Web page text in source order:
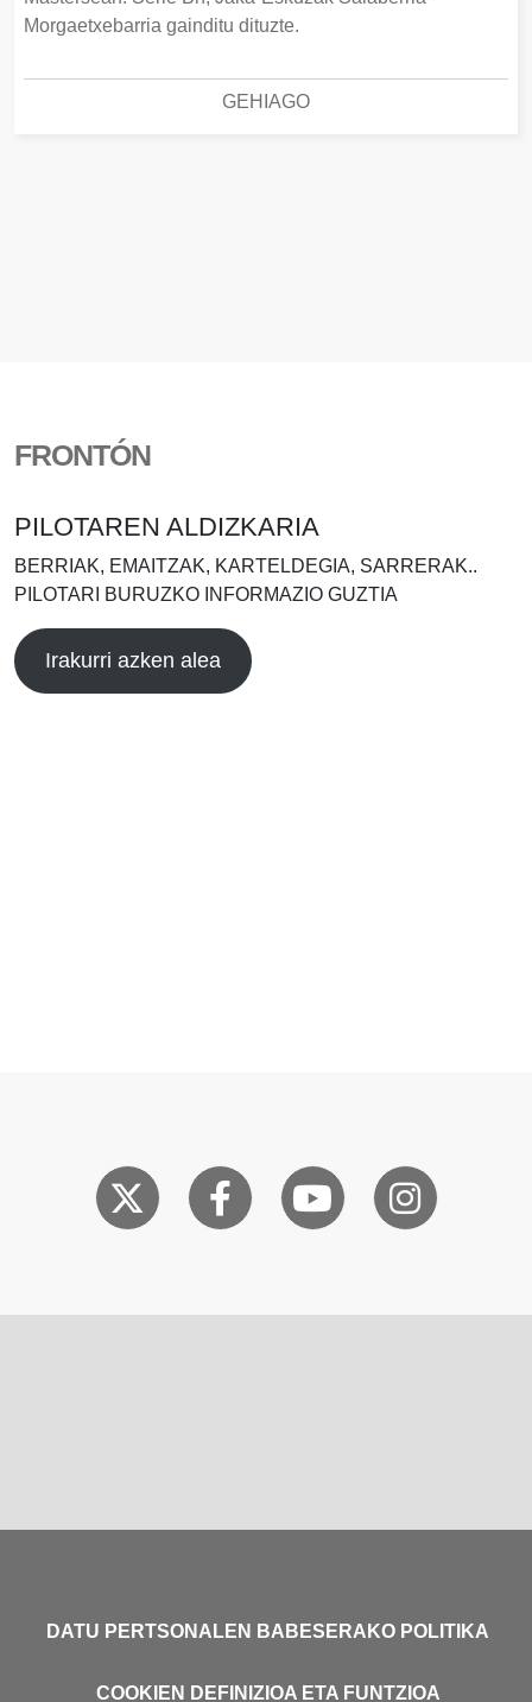
Morgaetxebarria gainditu dituzte.
GEHIAGO
FRONTÓN
PILOTAREN ALDIZKARIA
BERRIAK, EMAITZAK, KARTELDEGIA, SARRERAK..
PILOTARI BURUZKO INFORMAZIO GUZTIA
Irakurri azken alea
DATU PERTSONALEN BABESERAKO POLITIKA
COOKIEN DEFINIZIOA ETA FUNTZIOA